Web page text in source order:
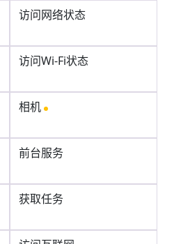
访问网络状态
访问Wi-Fi状态
相机
前台服务
获取任务